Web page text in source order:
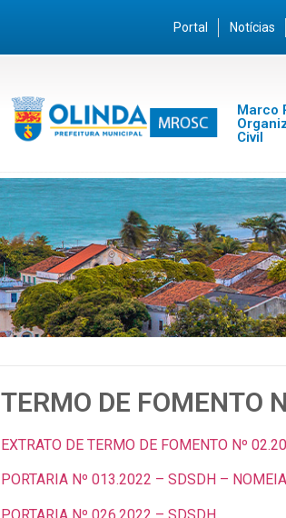
Portal Notícias
Marco
Civil
TERMO DE FOMENTO
EXTRATO DE TERMO DE FOMENTO Nº
PORTARIA Nº 013.2022 – SDSDH –